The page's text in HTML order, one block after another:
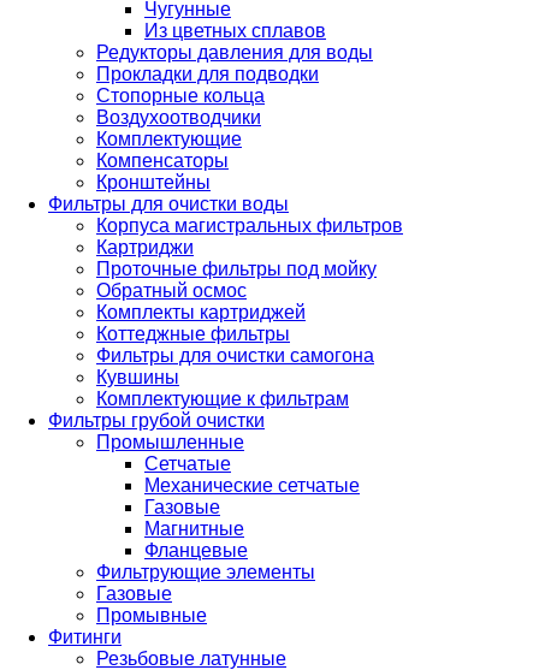
Чугунные
Из цветных сплавов
Редукторы давления для воды
Прокладки для подводки
Стопорные кольца
Воздухоотводчики
Комплектующие
Компенсаторы
Кронштейны
Фильтры для очистки воды
Корпуса магистральных фильтров
Картриджи
Проточные фильтры под мойку
Обратный осмос
Комплекты картриджей
Коттеджные фильтры
Фильтры для очистки самогона
Кувшины
Комплектующие к фильтрам
Фильтры грубой очистки
Промышленные
Сетчатые
Механические сетчатые
Газовые
Магнитные
Фланцевые
Фильтрующие элементы
Газовые
Промывные
Фитинги
Резьбовые латунные